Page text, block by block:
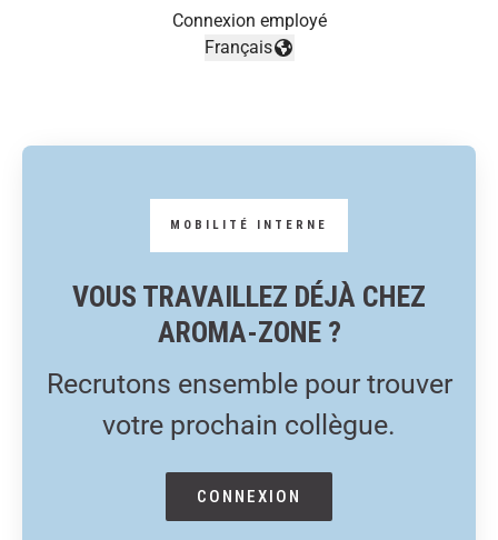
Connexion employé
Changer la langue
Français
VOUS TRAVAILLEZ DÉJÀ CHEZ
AROMA-ZONE ?
Recrutons ensemble pour trouver
votre prochain collègue.
CONNEXION